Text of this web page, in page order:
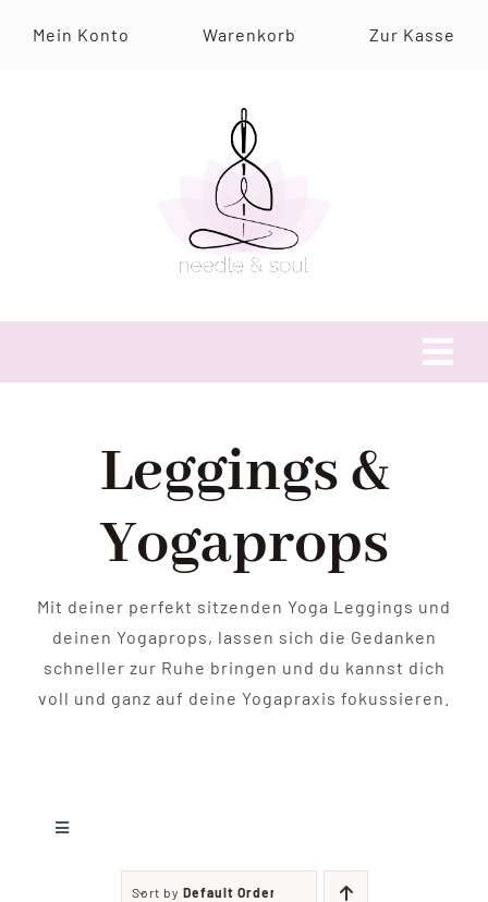
InhaltMein Konto Warenkorb Zur Kasse
Kontakt
Leggings &
Yogaprops
Mit deiner perfekt sitzenden Yoga Leggings und
deinen Yogaprops, lassen sich die Gedanken
schneller zur Ruhe bringen und du kannst dich
voll und ganz auf deine Yogapraxis fokussieren.
Toggle
Sort by Default Order